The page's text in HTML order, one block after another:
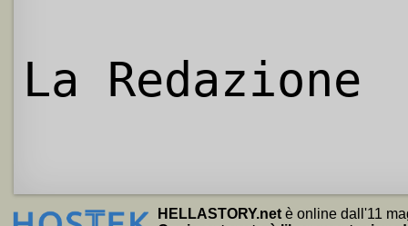
La Redazione
HELLASTORY.net è online dall'11